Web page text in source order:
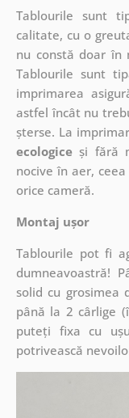
Tablourile sunt
calitate, cu o
nu constă doar în
Tablourile sunt
imprimarea
astfel încât nu
șterse. La
ecologiceși fără
nocive în aer,
orice cameră.
Montaj ușor
Tablourile pot fi
dumneavoastră!
solid cu grosimea
până la 2 cârlige
puteți fixa cu
potrivească